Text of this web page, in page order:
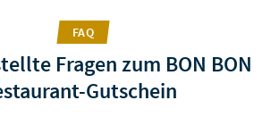
FAQ
Fragen zum BON BON
Gutschein